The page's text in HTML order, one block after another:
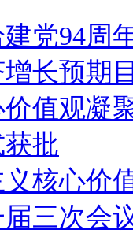
建党94周
长预期
值观凝
批
核心价
三次会